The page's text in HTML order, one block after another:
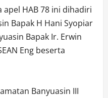
HAB 78 ini dihadiri
Bapak H Hani Syopiar
Bapak Ir. Erwin
Eng beserta
Banyuasin III